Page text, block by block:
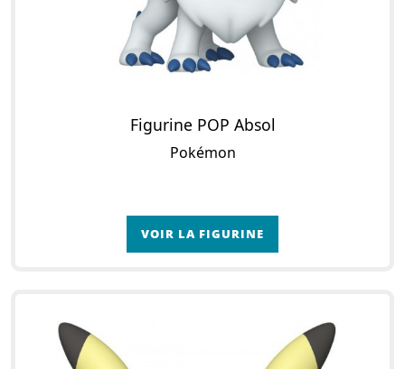
Figurine POP Absol
Pokémon
VOIR LA FIGURINE